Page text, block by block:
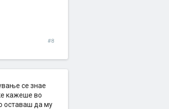
#8
се знае
кажеше во
оставаш да му